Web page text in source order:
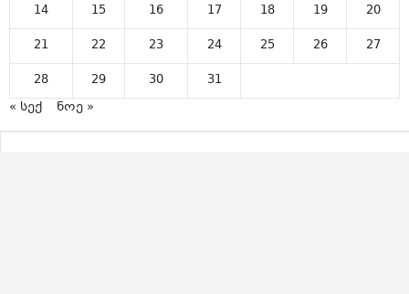
14
15 16 17 18 19
20
21
22 23 24 25 26
27
28
29 30
31
« სექ
ნოე »